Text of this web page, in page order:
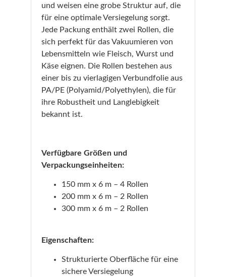
und weisen eine grobe Struktur auf, die
für eine optimale Versiegelung sorgt.
Jede Packung enthält zwei Rollen, die
sich perfekt für das Vakuumieren von
Lebensmitteln wie Fleisch, Wurst und
Käse eignen. Die Rollen bestehen aus
einer bis zu vierlagigen Verbundfolie aus
PA/PE (Polyamid/Polyethylen), die für
ihre Robustheit und Langlebigkeit
bekannt ist.
Verfügbare Größen und
Verpackungseinheiten:
150 mm x 6 m – 4 Rollen
200 mm x 6 m – 2 Rollen
300 mm x 6 m – 2 Rollen
Eigenschaften:
Strukturierte Oberfläche für eine
sichere Versiegelung